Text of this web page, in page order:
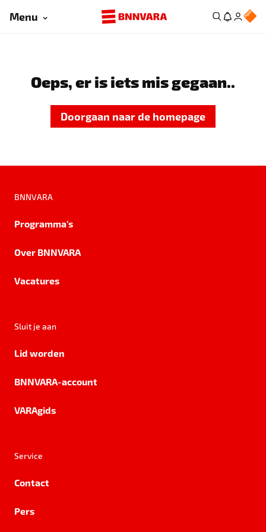
Menu
Oeps, er is iets mis gegaan..
Doorgaan naar de homepage
BNNVARA
Programma's
Over BNNVARA
Vacatures
Sluit je aan
Lid worden
BNNVARA-account
VARAgids
Service
Contact
Pers